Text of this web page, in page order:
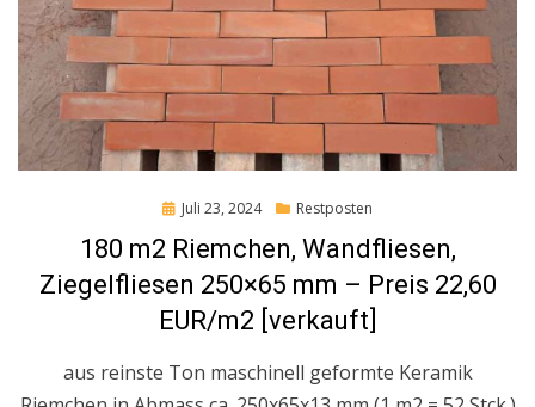
Posted
Juli 23, 2024 Restposten
180 m2 Riemchen, Wandfliesen,
Ziegelfliesen 250×65 mm – Preis 22,60
EUR/m2 [verkauft]
aus reinste Ton maschinell geformte Keramik